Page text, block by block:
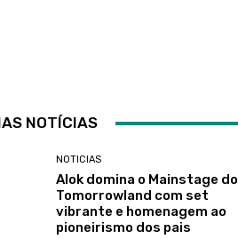
NOTÍCIAS
NOTICIAS
Alok domina o Mainstage do
Tomorrowland com set
vibrante e homenagem ao
pioneirismo dos pais